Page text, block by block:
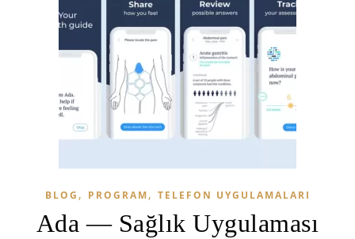
BLOG , PROGRAM, TELEFON UYGULAMALARI
Ada — Sağlık Uygulaması